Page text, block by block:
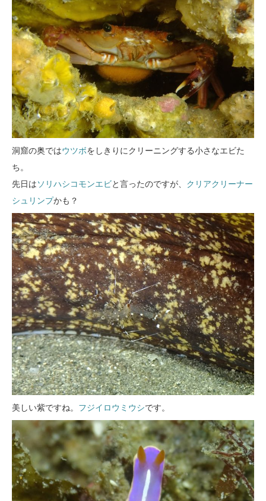
洞窟の奥ではウツボをしきりにクリーニングする小さなエビた
ち。
先日はソリハシコモンエビと言ったのですが、 クリアクリーナー
シュリンプかも？
美しい紫ですね。 フジイロウミウシです。